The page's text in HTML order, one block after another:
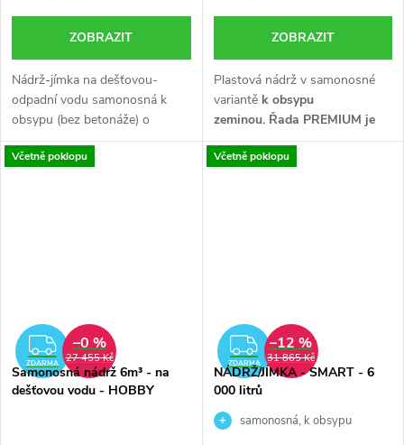
ZOBRAZIT
Nádrž-jímka na dešťovou-
odpadní vodu samonosná k
obsypu (bez betonáže) o
objemu 5 m . Vyrobena
bezsvárovou technologií
ZOBRAZIT
Plastová nádrž v samonosné
variantěk obsypu
zeminou. Řada PREMIUM je
vyrobena z
PRVOJAKOSTNÍHO plastu se
Včetně poklopu
ZDARMA
ZDARMA 27 455 Kč
–0 %
Samonosná nádrž 6m³ - na
dešťovou vodu - HOBBY
Včetně poklopu
ZDARMA
ZDARMA 31 865 Kč
–12 %
NÁDRŽ/JÍMKA - SMART - 6
000 litrů
samonosná, k obsypu